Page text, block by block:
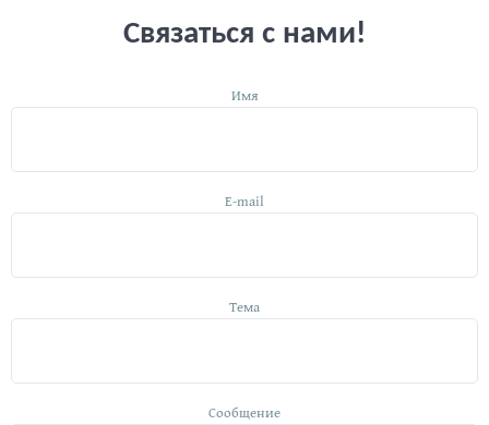
Связаться с нами!
Имя
E-mail
Тема
Сообщение